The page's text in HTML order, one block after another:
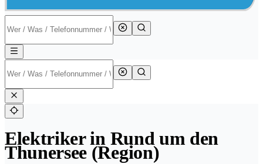
Elektriker in Rund um den
Thunersee (Region)